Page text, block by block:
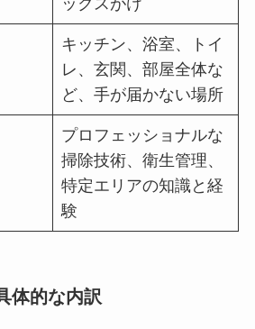
キッチン、浴室、トイ
レ、玄関、部屋全体な
ど、手が届かない場所
プロフェッショナルな
掃除技術、衛生管理、
特定エリアの知識と経
験
体的な内訳